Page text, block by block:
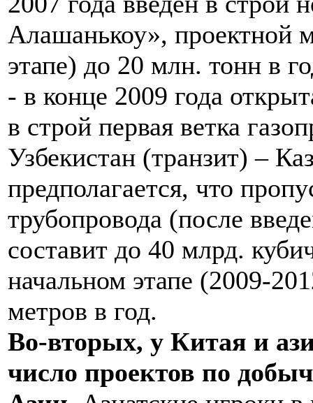
Алашанькоу», проектной
этапе) до 20 млн. тонн в
- в конце 2009 года
в строй первая ветка
Узбекистан (транзит) –
предполагается, что
трубопровода (после
составит до 40 млрд.
начальном этапе (2009-
метров в год.
Во-вторых, у Китая и
число проектов по